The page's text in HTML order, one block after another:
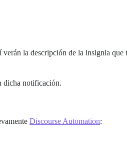
la descripción de la insignia que
dicha notificación.
Discourse Automation: